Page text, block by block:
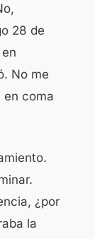
28 de
No me
en coma
¿por
la